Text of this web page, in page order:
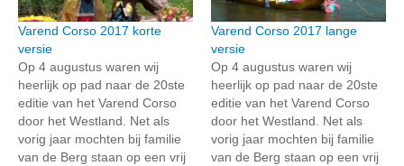
Varend Corso 2017 korte
versie
Op 4 augustus waren wij
heerlijk op pad naar de 20ste
editie van het Varend Corso
door het Westland. Net als
vorig jaar mochten bij familie
van de Berg staan op een vrij
Varend Corso 2017 lange
versie
Op 4 augustus waren wij
heerlijk op pad naar de 20ste
editie van het Varend Corso
door het Westland. Net als
vorig jaar mochten bij familie
van de Berg staan op een vrij